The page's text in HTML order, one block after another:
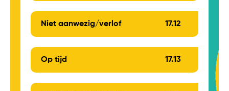
Niet aanwezig/verlof 17.12
Op tijd 17.13